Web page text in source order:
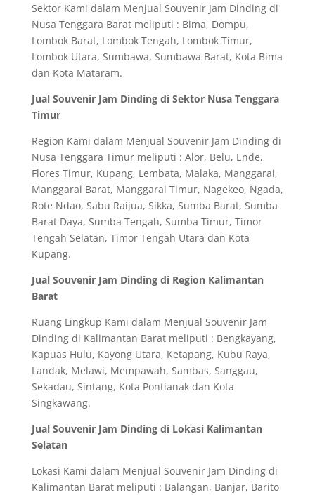
Sektor Kami dalam Menjual Souvenir Jam Dinding di
Nusa Tenggara Barat meliputi : Bima, Dompu,
Lombok Barat, Lombok Tengah, Lombok Timur,
Lombok Utara, Sumbawa, Sumbawa Barat, Kota Bima
dan Kota Mataram.
Jual Souvenir Jam Dinding di Sektor Nusa Tenggara
Timur
Region Kami dalam Menjual Souvenir Jam Dinding di
Nusa Tenggara Timur meliputi : Alor, Belu, Ende,
Flores Timur, Kupang, Lembata, Malaka, Manggarai,
Manggarai Barat, Manggarai Timur, Nagekeo, Ngada,
Rote Ndao, Sabu Raijua, Sikka, Sumba Barat, Sumba
Barat Daya, Sumba Tengah, Sumba Timur, Timor
Tengah Selatan, Timor Tengah Utara dan Kota
Kupang.
Jual Souvenir Jam Dinding di Region Kalimantan
Barat
Ruang Lingkup Kami dalam Menjual Souvenir Jam
Dinding di Kalimantan Barat meliputi : Bengkayang,
Kapuas Hulu, Kayong Utara, Ketapang, Kubu Raya,
Landak, Melawi, Mempawah, Sambas, Sanggau,
Sekadau, Sintang, Kota Pontianak dan Kota
Singkawang.
Jual Souvenir Jam Dinding di Lokasi Kalimantan
Selatan
Lokasi Kami dalam Menjual Souvenir Jam Dinding di
Kalimantan Barat meliputi : Balangan, Banjar, Barito